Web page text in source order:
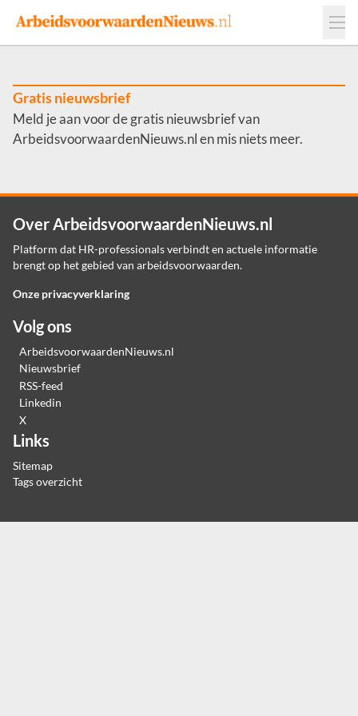
Events
Adverteren
Werkgevers
Contact
Gratis nieuwsbrief
Meld je aan voor de gratis nieuwsbrief van
ArbeidsvoorwaardenNieuws.nl en mis niets meer.
Over ArbeidsvoorwaardenNieuws.nl
Platform dat HR-professionals verbindt en actuele informatie
brengt op het gebied van arbeidsvoorwaarden.
Onze privacyverklaring
Volg ons
ArbeidsvoorwaardenNieuws.nl
Nieuwsbrief
RSS-feed
Linkedin
X
Links
Sitemap
Tags overzicht